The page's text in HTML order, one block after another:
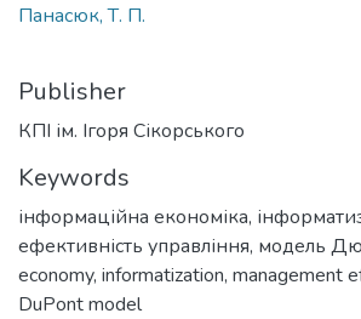
Панасюк, Т. П.
Publisher
КПІ ім. Ігоря Сікорського
Keywords
інформаційна економіка,
ефективність управління, модель
economy, informatization, management
DuPont model